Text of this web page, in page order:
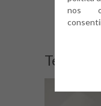
nos